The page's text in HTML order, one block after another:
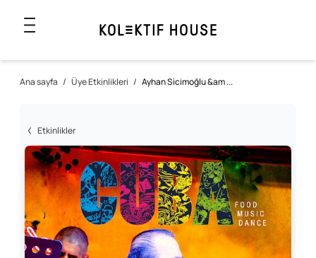
Ana sayfa / Üye Etkinlikleri / Ayhan Sicimoğlu &am ...
Etkinlikler